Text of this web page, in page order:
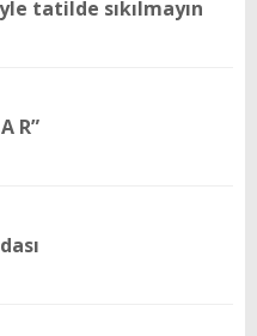
tatilde sıkılmayın
R”